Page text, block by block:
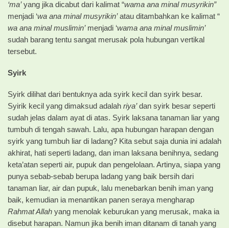
‘ma’yang jika dicabut dari kalimat “wama ana minal musyrikin”
menjadi ‘wa ana minal musyrikin’atau ditambahkan ke kalimat “
wa ana minal muslimin’menjadi ‘wama ana minal muslimin’
sudah barang tentu sangat merusak pola hubungan vertikal
tersebut.
Syirk
Syirk dilihat dari bentuknya ada syirk kecil dan syirk besar.
Syirik kecil yang dimaksud adalah riya’dan syirk besar seperti
sudah jelas dalam ayat di atas. Syirk laksana tanaman liar yang
tumbuh di tengah sawah. Lalu, apa hubungan harapan dengan
syirk yang tumbuh liar di ladang? Kita sebut saja dunia ini adalah
akhirat, hati seperti ladang, dan iman laksana benihnya, sedang
keta’atan seperti air, pupuk dan pengelolaan. Artinya, siapa yang
punya sebab-sebab berupa ladang yang baik bersih dari
tanaman liar, air dan pupuk, lalu menebarkan benih iman yang
baik, kemudian ia menantikan panen seraya mengharap
Rahmat Allah yang menolak keburukan yang merusak, maka ia
disebut harapan. Namun jika benih iman ditanam di tanah yang